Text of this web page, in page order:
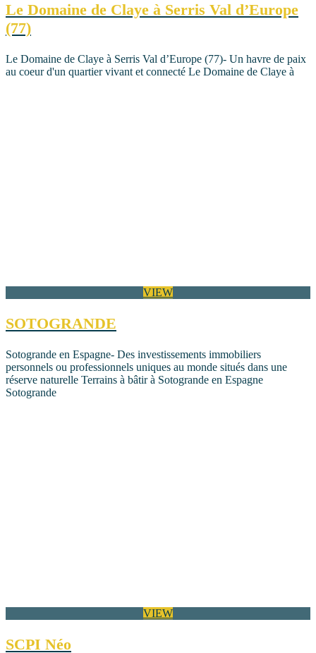
Le Domaine de Claye à Serris Val d’Europe
(77)
Le Domaine de Claye à Serris Val d’Europe (77)- Un havre de paix
au coeur d'un quartier vivant et connecté Le Domaine de Claye à
VIEW
SOTOGRANDE
Sotogrande en Espagne- Des investissements immobiliers
personnels ou professionnels uniques au monde situés dans une
réserve naturelle Terrains à bâtir à Sotogrande en Espagne
Sotogrande
VIEW
SCPI Néo